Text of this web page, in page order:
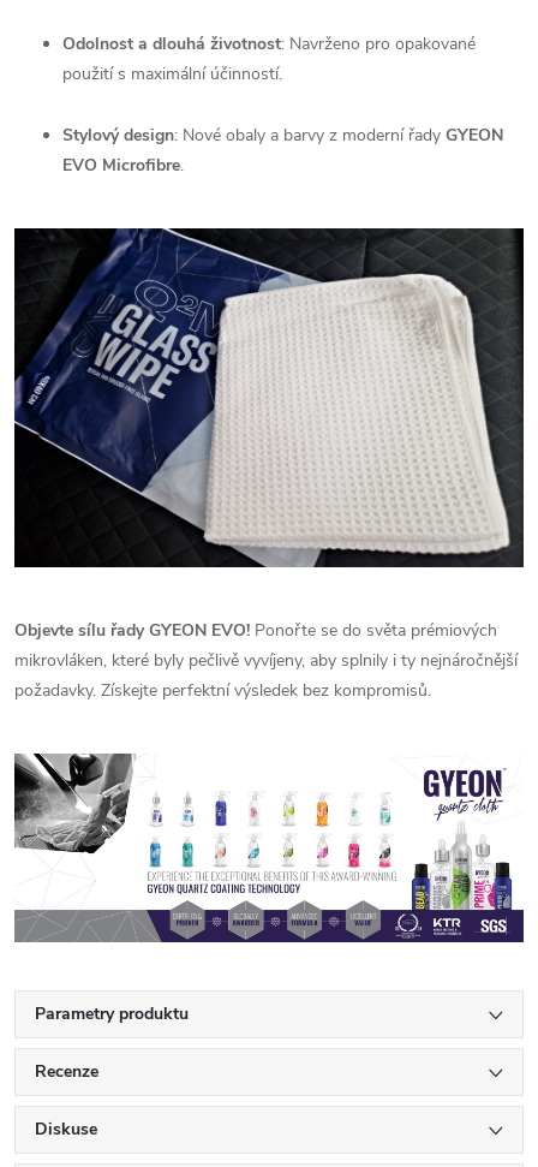
Odolnost a dlouhá životnost: Navrženo pro opakované
použití s maximální účinností.
Stylový design: Nové obaly a barvy z moderní řady GYEON
EVO Microfibre.
Objevte sílu řady GYEON EVO! Ponořte se do světa prémiových
mikrovláken, které byly pečlivě vyvíjeny, aby splnily i ty nejnáročnější
požadavky. Získejte perfektní výsledek bez kompromisů.
Parametry produktu
Recenze
Diskuse